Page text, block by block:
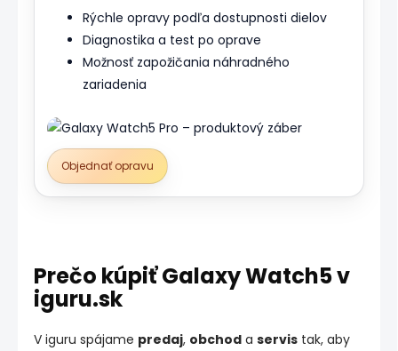
Rýchle opravy podľa dostupnosti dielov
Diagnostika a test po oprave
Možnosť zapožičania náhradného
zariadenia
Objednať opravu
Prečo kúpiť Galaxy Watch5 v
iguru.sk
V iguru spájame predaj, obchoda servistak, aby